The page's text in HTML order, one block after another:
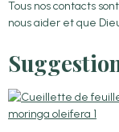
Tous nos contacts
nous aider et que